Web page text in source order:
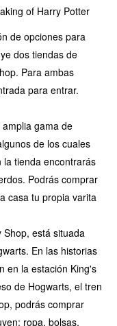
of Harry Potter
de opciones para
dos tiendas de
Para ambas
para entrar.
gama de
de los cuales
la tienda encontrarás
Podrás comprar
casa tu propia varita
Shop, está situada
En las historias
en la estación King's
de Hogwarts, el tren
podrás comprar
ropa, bolsas,